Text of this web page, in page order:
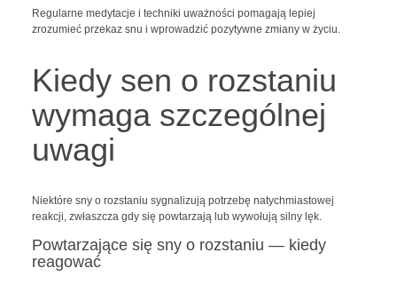
Regularne medytacje i techniki uważności pomagają lepiej
zrozumieć przekaz snu i wprowadzić pozytywne zmiany w życiu.
Kiedy sen o rozstaniu
wymaga szczególnej
uwagi
Niektóre sny o rozstaniu sygnalizują potrzebę natychmiastowej
reakcji, zwłaszcza gdy się powtarzają lub wywołują silny lęk.
Powtarzające się sny o rozstaniu — kiedy
reagować